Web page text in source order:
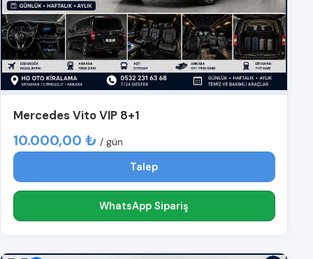
Mercedes Vito VIP 8+1
10.000,00 ₺ / gün
Talep
WhatsApp Sipariş